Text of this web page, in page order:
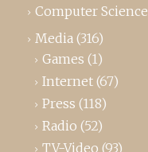
Computer Science
Media (316)
Games (1)
Internet (67)
Press (118)
Radio (52)
TV-Video (93)